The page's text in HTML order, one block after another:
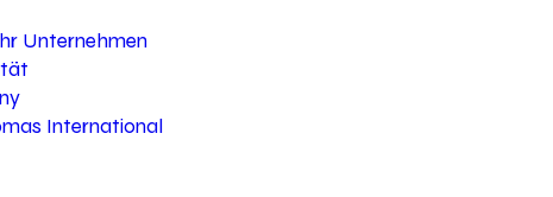
Unternehmen
International